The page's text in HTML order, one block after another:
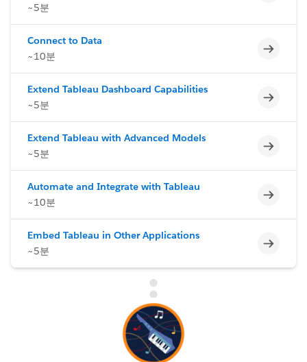
~5분
Connect to Data
~10분
미완료
Extend Tableau Dashboard Capabilities
~5분
미완료
Extend Tableau with Advanced Models
~5분
미완료
Automate and Integrate with Tableau
~10분
미완료
Embed Tableau in Other Applications
~5분
미완료